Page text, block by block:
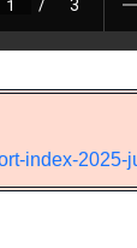
index-2025-